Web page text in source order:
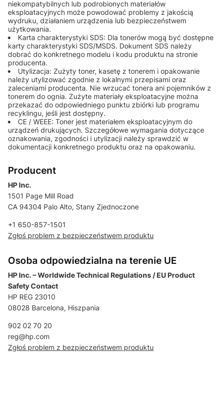
niekompatybilnych lub podrobionych materiałów
eksploatacyjnych może powodować problemy z jakością
wydruku, działaniem urządzenia lub bezpieczeństwem
użytkowania.
Karta charakterystyki SDS: Dla tonerów mogą być dostępne
karty charakterystyki SDS/MSDS. Dokument SDS należy
dobrać do konkretnego modelu i kodu produktu na stronie
producenta.
Utylizacja: Zużyty toner, kasetę z tonerem i opakowanie
należy utylizować zgodnie z lokalnymi przepisami oraz
zaleceniami producenta. Nie wrzucać tonera ani pojemników z
tonerem do ognia. Zużyte materiały eksploatacyjne można
przekazać do odpowiedniego punktu zbiórki lub programu
recyklingu, jeśli jest dostępny.
CE / WEEE: Toner jest materiałem eksploatacyjnym do
urządzeń drukujących. Szczegółowe wymagania dotyczące
oznakowania, zgodności i utylizacji należy sprawdzić w
dokumentacji konkretnego produktu oraz na opakowaniu.
Producent
HP Inc.
1501 Page Mill Road
CA 94304 Palo Alto, Stany Zjednoczone
+1 650-857-1501
Zgłoś problem z bezpieczeństwem produktu
Osoba odpowiedzialna na terenie UE
HP Inc. – Worldwide Technical Regulations / EU Product
Safety Contact
HP REG 23010
08028 Barcelona, Hiszpania
902 02 70 20
reg@hp.com
Zgłoś problem z bezpieczeństwem produktu